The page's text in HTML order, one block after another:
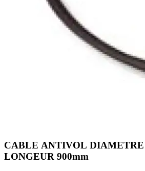
CABLE ANTIVOL DIAMETRE
LONGEUR 900mm